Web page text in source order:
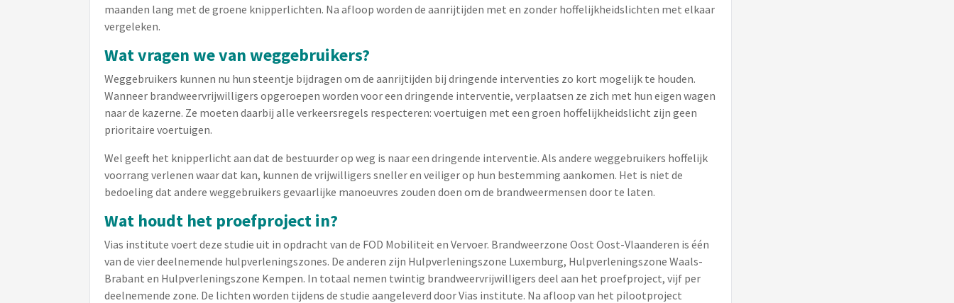
maanden lang met de groene knipperlichten. Na afloop worden de aanrijtijden met en zonder hoffelijkheidslichten met elkaar
vergeleken.
Wat vragen we van weggebruikers?
Weggebruikers kunnen nu hun steentje bijdragen om de aanrijtijden bij dringende interventies zo kort mogelijk te houden.
Wanneer brandweervrijwilligers opgeroepen worden voor een dringende interventie, verplaatsen ze zich met hun eigen wagen
naar de kazerne. Ze moeten daarbij alle verkeersregels respecteren: voertuigen met een groen hoffelijkheidslicht zijn geen
prioritaire voertuigen.
Wel geeft het knipperlicht aan dat de bestuurder op weg is naar een dringende interventie. Als andere weggebruikers hoffelijk
voorrang verlenen waar dat kan, kunnen de vrijwilligers sneller en veiliger op hun bestemming aankomen. Het is niet de
bedoeling dat andere weggebruikers gevaarlijke manoeuvres zouden doen om de brandweermensen door te laten.
Wat houdt het proefproject in?
Vias institute voert deze studie uit in opdracht van de FOD Mobiliteit en Vervoer. Brandweerzone Oost Oost-Vlaanderen is één
van de vier deelnemende hulpverleningszones. De anderen zijn Hulpverleningszone Luxemburg, Hulpverleningszone Waals-
Brabant en Hulpverleningszone Kempen. In totaal nemen twintig brandweervrijwilligers deel aan het proefproject, vijf per
deelnemende zone. De lichten worden tijdens de studie aangeleverd door Vias institute. Na afloop van het pilootproject